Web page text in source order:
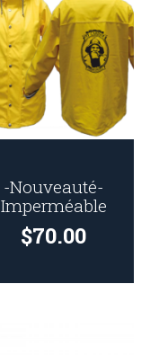
-Nouveauté-
Imperméable
$70.00